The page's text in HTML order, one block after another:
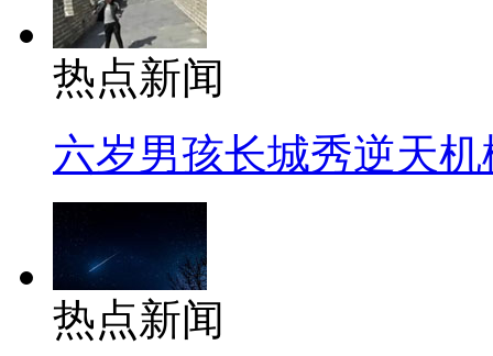
热点新闻
六岁男孩长城秀逆天机
热点新闻